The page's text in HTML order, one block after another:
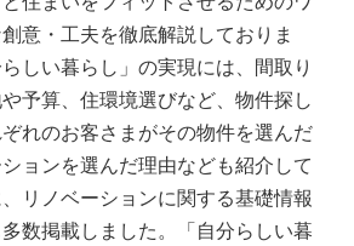
意・工夫を徹底解説しておりま
しい暮らし」の実現には、間取り
予算、住環境選びなど、物件探し
れのお客さまがその物件を選んだ
ョンを選んだ理由なども紹介して
リノベーションに関する基礎情報
数掲載しました。「自分らしい暮